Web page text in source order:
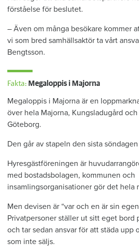
förståelse för beslutet.
– Även om många besökare kommer
vi som bred samhällsaktör ta vårt
Bengtsson.
Fakta: Megaloppis i Majorna
Megaloppis i Majorna är en
över hela Majorna, Kungsladugård och
Göteborg.
Den går av stapeln den sista
Hyresgästföreningen är
med bostadsbolagen, kommunen och
insamlingsorganisationer gör det hela
Men devisen är “var och en är sin
Privatpersoner ställer ut sitt eget bord
och tar sedan ansvar för att städa upp
som inte säljs.